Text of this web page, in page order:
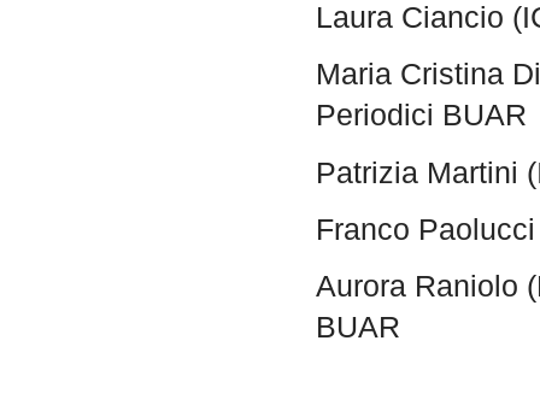
Laura Ciancio
Maria Cristina
Periodici BUAR
Patrizia Martini
Franco
Aurora Raniolo
BUAR